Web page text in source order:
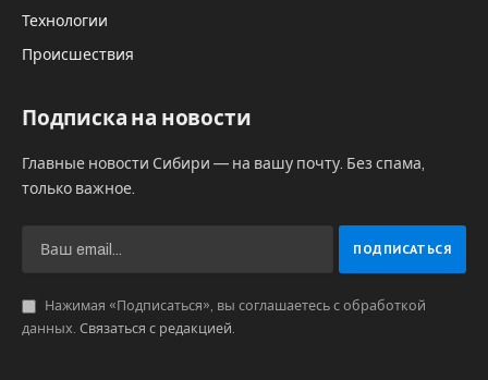
Технологии
Происшествия
Подписка на новости
Главные новости Сибири — на вашу почту. Без спама,
только важное.
Нажимая «Подписаться», вы соглашаетесь с обработкой
данных. Связаться с редакцией.